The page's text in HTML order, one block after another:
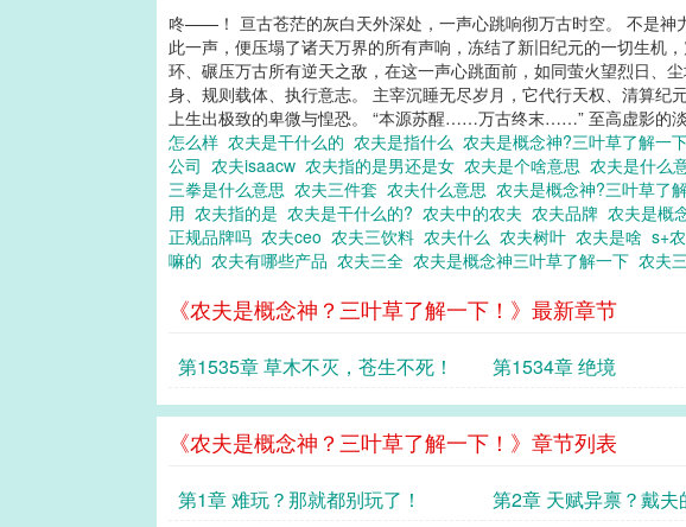
咚——！ 亘古苍茫的灰白天外深处，一声心跳响彻万古时空。 不是神
此一声，便压塌了诸天万界的所有声响，冻结了新旧纪元的一切生机
环、碾压万古所有逆天之敌，在这一声心跳面前，如同萤火望烈日、
身、规则载体、执行意志。 主宰沉睡无尽岁月，它代行天权、清算
上生出极致的卑微与惶恐。 “本源苏醒……万古终末……” 至高虚影的
怎么样 农夫是干什么的 农夫是指什么 农夫是概念神?三叶草了解一
公司 农夫isaacw 农夫指的是男还是女 农夫是个啥意思 农夫是什么
三拳是什么意思 农夫三件套 农夫什么意思 农夫是概念神?三叶草了
用 农夫指的是 农夫是干什么的? 农夫中的农夫 农夫品牌 农夫是概
正规品牌吗 农夫ceo 农夫三饮料 农夫什么 农夫树叶 农夫是啥 s+
嘛的 农夫有哪些产品 农夫三全 农夫是概念神三叶草了解一下 农夫
《农夫是概念神？三叶草了解一下！》最新章节
第1535章 草木不灭，苍生不死！ 第1534章 绝境
《农夫是概念神？三叶草了解一下！》章节列表
第1章 难玩？那就都别玩了！
第2章 天赋异禀？戴夫